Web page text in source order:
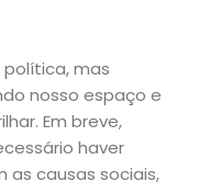
política, mas
nosso espaço e
Em breve,
haver
causas sociais,